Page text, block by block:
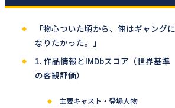
「物心ついた頃から、俺はギャングに
なりたかった。」
1. 作品情報とIMDbスコア（世界基準
の客観評価）
主要キャスト・登場人物